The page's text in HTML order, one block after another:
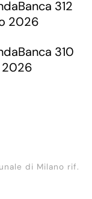
di Milano rif.